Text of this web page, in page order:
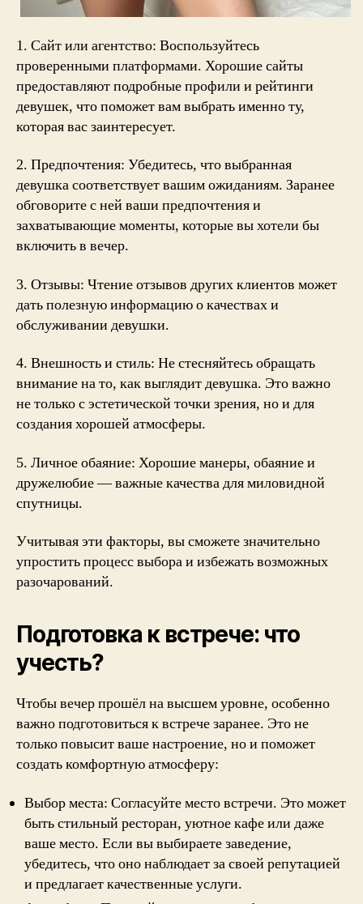
1. Сайт или агентство: Воспользуйтесь
проверенными платформами. Хорошие сайты
предоставляют подробные профили и рейтинги
девушек, что поможет вам выбрать именно ту,
которая вас заинтересует.
2. Предпочтения: Убедитесь, что выбранная
девушка соответствует вашим ожиданиям. Заранее
обговорите с ней ваши предпочтения и
захватывающие моменты, которые вы хотели бы
включить в вечер.
3. Отзывы: Чтение отзывов других клиентов может
дать полезную информацию о качествах и
обслуживании девушки.
4. Внешность и стиль: Не стесняйтесь обращать
внимание на то, как выглядит девушка. Это важно
не только с эстетической точки зрения, но и для
создания хорошей атмосферы.
5. Личное обаяние: Хорошие манеры, обаяние и
дружелюбие — важные качества для миловидной
спутницы.
Учитывая эти факторы, вы сможете значительно
упростить процесс выбора и избежать возможных
разочарований.
Подготовка к встрече: что
учесть?
Чтобы вечер прошёл на высшем уровне, особенно
важно подготовиться к встрече заранее. Это не
только повысит ваше настроение, но и поможет
создать комфортную атмосферу:
Выбор места: Согласуйте место встречи. Это может
быть стильный ресторан, уютное кафе или даже
ваше место. Если вы выбираете заведение,
убедитесь, что оно наблюдает за своей репутацией
и предлагает качественные услуги.